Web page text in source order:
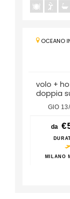
OCEANO
volo +
doppia
GIO
da
MILANO